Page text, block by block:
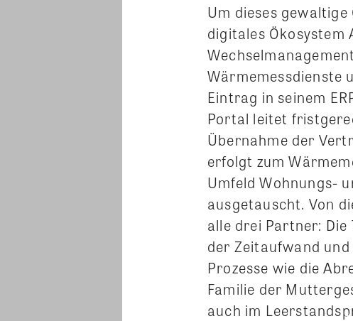
Um dieses
digitales Ökosystem
Wärmemessdienste
Eintrag in seinem
Portal leitet
Übernahme der
erfolgt zum
Umfeld Wohnungs-
ausgetauscht. Von
alle drei Partner:
der Zeitaufwand
Prozesse wie die
Familie der
auch im